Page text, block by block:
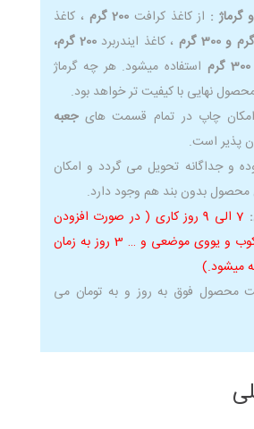
گرماژ : از کاغذ کرافت200 گرم
، کاغذ
، کاغذ ایندربرد
200 گرم،
استفاده میشود. هر چه گرماژ
محصول نهایی با کیفیت تر خواهد بود.
امکان چاپ در تمام قسمت هایجعبه
پذیر است.
و جداگانه تحویل می گردد و امکان
بدون بند هم وجود دارد.
7 الی 9 روز کاری ( در صورت افزودن
خدمات طلاکوب و یووی موضعی و … 3 روز به زمان
میشود.)
محصول فوق به روز و به تومان می